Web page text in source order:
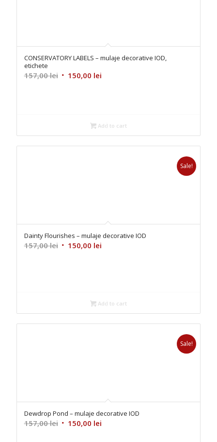
CONSERVATORY LABELS – mulaje decorative IOD,
etichete
157,00lei Original
150,00 leiCurrent
Add to cart
Dainty Flourishes – mulaje decorative IOD
157,00lei Original
150,00 leiCurrent
Sale!
Add to cart
Dewdrop Pond – mulaje decorative IOD
157,00lei Original
150,00 leiCurrent
Sale!